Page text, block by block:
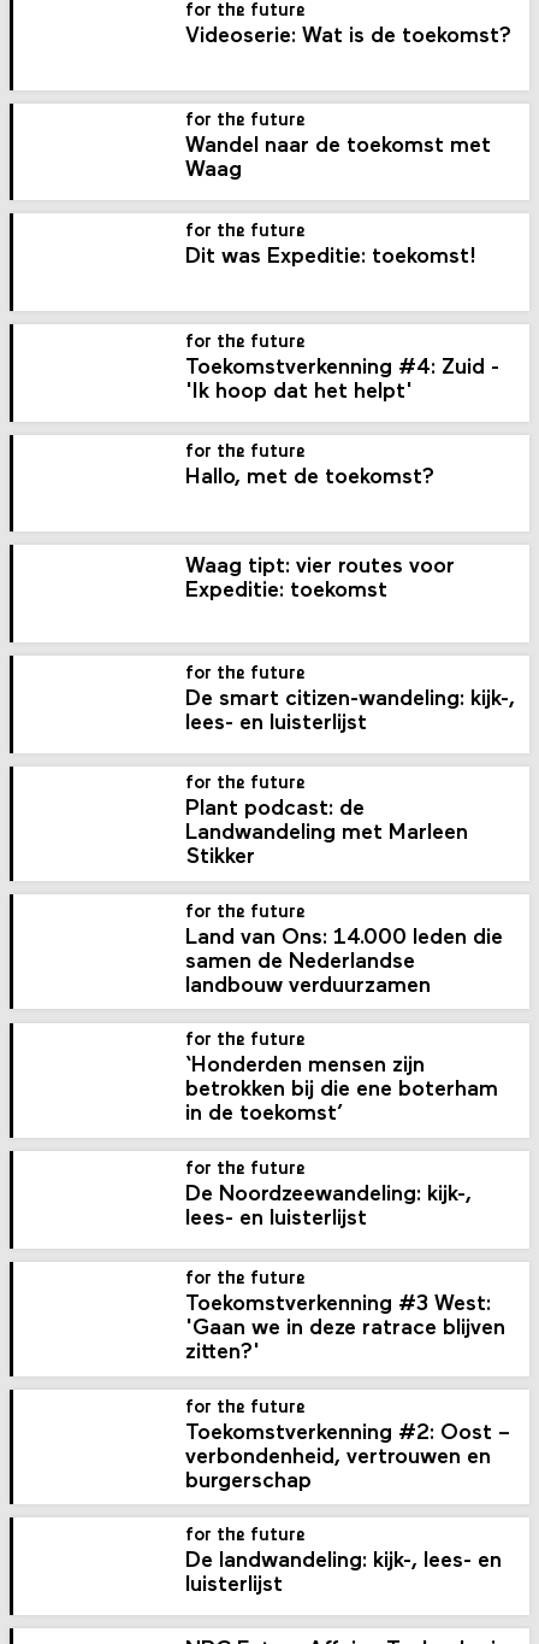
for the future
Videoserie: Wat is de toekomst?
for the future
Wandel naar de toekomst met
Waag
for the future
Dit was Expeditie: toekomst!
for the future
Toekomstverkenning #4: Zuid -
'Ik hoop dat het helpt'
for the future
Hallo, met de toekomst?
Waag tipt: vier routes voor
Expeditie: toekomst
for the future
De smart citizen-wandeling: kijk-,
lees- en luisterlijst
for the future
Plant podcast: de
Landwandeling met Marleen
Stikker
for the future
Land van Ons: 14.000 leden die
samen de Nederlandse
landbouw verduurzamen
for the future
‘Honderden mensen zijn
betrokken bij die ene boterham
in de toekomst’
for the future
De Noordzeewandeling: kijk-,
lees- en luisterlijst
for the future
Toekomstverkenning #3 West:
'Gaan we in deze ratrace blijven
zitten?'
for the future
Toekomstverkenning #2: Oost –
verbondenheid, vertrouwen en
burgerschap
for the future
De landwandeling: kijk-, lees- en
luisterlijst